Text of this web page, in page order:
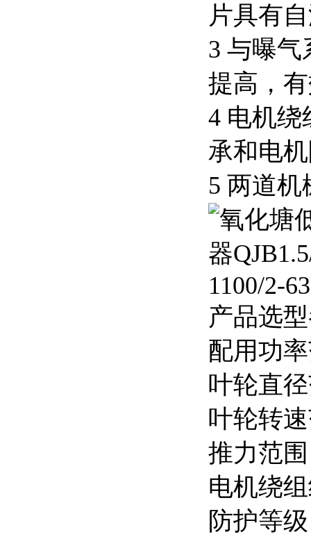
片具有
3 与曝
提高，
4 电机绕
承和电
5 两道机
产品选
配用功
叶轮直
叶轮转
推力范
电机绕
防护等